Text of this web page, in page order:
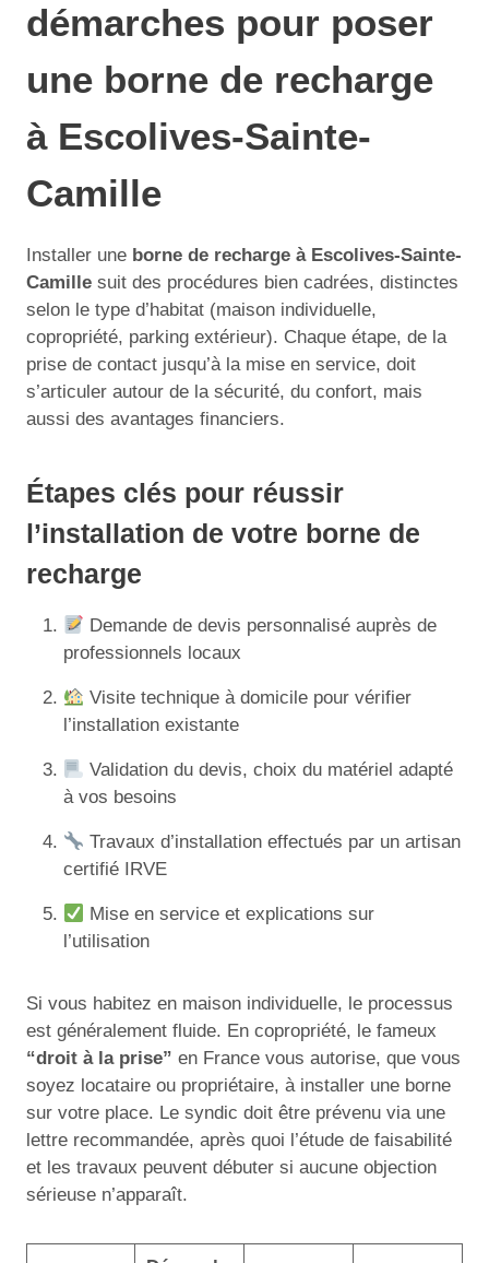
démarches pour poser
une borne de recharge
à Escolives-Sainte-
Camille
Installer une borne de recharge à Escolives-Sainte-
Camille suit des procédures bien cadrées, distinctes
selon le type d’habitat (maison individuelle,
copropriété, parking extérieur). Chaque étape, de la
prise de contact jusqu’à la mise en service, doit
s’articuler autour de la sécurité, du confort, mais
aussi des avantages financiers.
Étapes clés pour réussir
l’installation de votre borne de
recharge
Demande de devis personnalisé auprès de
professionnels locaux
Visite technique à domicile pour vérifier
l’installation existante
Validation du devis, choix du matériel adapté
à vos besoins
Travaux d’installation effectués par un artisan
certifié IRVE
Mise en service et explications sur
l’utilisation
Si vous habitez en maison individuelle, le processus
est généralement fluide. En copropriété, le fameux
“droit à la prise” en France vous autorise, que vous
soyez locataire ou propriétaire, à installer une borne
sur votre place. Le syndic doit être prévenu via une
lettre recommandée, après quoi l’étude de faisabilité
et les travaux peuvent débuter si aucune objection
sérieuse n’apparaît.